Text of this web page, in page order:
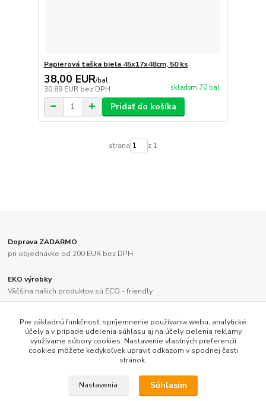
Papierová taška biela 45x17x48cm, 50 ks
38,00 EUR/bal
30,89 EUR bez DPH skladom 70 bal
Pridať do košíka
strana z 1
Doprava ZADARMO
pri objednávke od 200 EUR bez DPH
EKO výrobky
Väčšina našich produktov sú ECO - friendly.
Sme slovenský výrobca a dodávateľ už viac ako 28 rokov
Rýchle dodanie tovaru
LEPAS, spol. s r.o. All rights reserved © 2017 - 2026
Pre základnú funkčnosť, spríjemnenie používania webu, analytické
účely a v prípade udelenia súhlasu aj na účely cielenia reklamy
využívame súbory cookies. Nastavenie vlastných preferencií
cookies môžete kedykoľvek upraviť odkazom v spodnej časti
stránok.
Nastavenia Súhlasím